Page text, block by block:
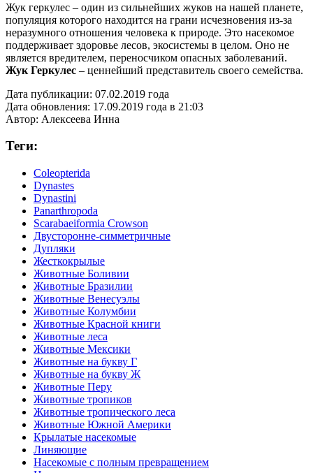
Жук геркулес – один из сильнейших жуков на нашей планете,
популяция которого находится на грани исчезновения из-за
неразумного отношения человека к природе. Это насекомое
поддерживает здоровье лесов, экосистемы в целом. Оно не
является вредителем, переносчиком опасных заболеваний.
Жук Геркулес – ценнейший представитель своего семейства.
Дата публикации: 07.02.2019 года
Дата обновления: 17.09.2019 года в 21:03
Автор: Алексеева Инна
Теги:
Coleopterida
Dynastes
Dynastini
Panarthropoda
Scarabaeiformia Crowson
Двусторонне-симметричные
Дупляки
Жесткокрылые
Животные Боливии
Животные Бразилии
Животные Венесуэлы
Животные Колумбии
Животные Красной книги
Животные леса
Животные Мексики
Животные на букву Г
Животные на букву Ж
Животные Перу
Животные тропиков
Животные тропического леса
Животные Южной Америки
Крылатые насекомые
Линяющие
Насекомые с полным превращением